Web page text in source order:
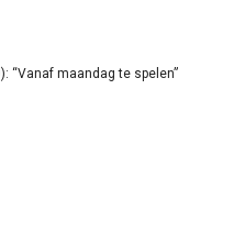
“Vanaf maandag te spelen”